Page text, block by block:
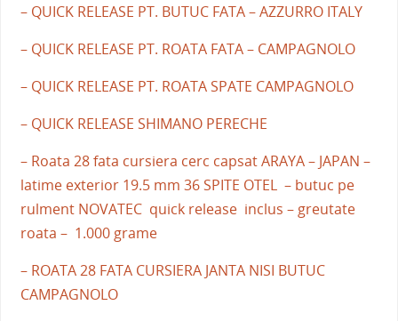
– QUICK RELEASE PT. BUTUC FATA – AZZURRO ITALY
– QUICK RELEASE PT. ROATA FATA – CAMPAGNOLO
– QUICK RELEASE PT. ROATA SPATE CAMPAGNOLO
– QUICK RELEASE SHIMANO PERECHE
– Roata 28 fata cursiera cerc capsat ARAYA – JAPAN –
latime exterior 19.5 mm 36 SPITE OTEL – butuc pe
rulment NOVATEC quick release inclus – greutate
roata – 1.000 grame
– ROATA 28 FATA CURSIERA JANTA NISI BUTUC
CAMPAGNOLO